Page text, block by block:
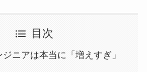
目次
ニアは本当に「増えすぎ」